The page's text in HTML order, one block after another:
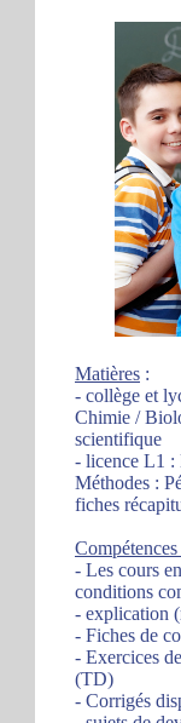
Matières :
- collège et
Chimie /
scientifique
- licence L1 :
Méthodes :
fiches
- Les cours
conditions
- explication
- Fiches de
- Exercices
(TD)
- Corrigés